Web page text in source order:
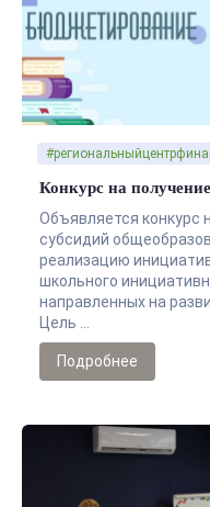
Конкурс на
Объявляется конкурс
субсидий
реализацию
школьного
направленных на
Цель …
Подробнее